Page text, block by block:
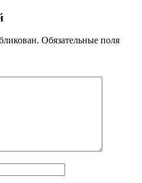
Обязательные поля